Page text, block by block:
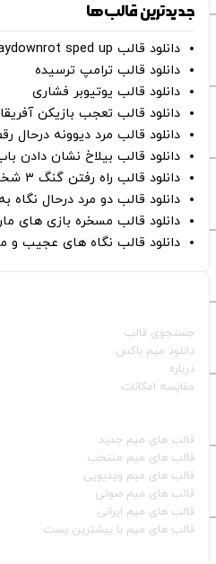
جدیدترین قالب‌ها
دانلود قالب perfect face - laydownrot sped up
دانلود قالب ترامپ ترسیده
دانلود قالب یوتیوبر فشاری
دانلود قالب تعجب بازیکن آفریقا
دانلود قالب مرد دیوونه درحال
دانلود قالب بیلاخ نشان دادن
دانلود قالب راه رفتن گنگ ۳ شخصیت(پرده سبز)
دانلود قالب دو مرد درحال نگاه
دانلود قالب مسخره بازی های
دانلود قالب نگاه های عجیب و
جستجوی قالب
دانلود میم باکس
درباره
مقایسه امکانات
قالب‌ های میم جدید
قالب‌ های میم منتخب
قالب‌ های میم ویدیویی
قالب‌ های میم صوتی
قالب‌ های میم ایرانی
قالب‌ های میم با بیشترین پست